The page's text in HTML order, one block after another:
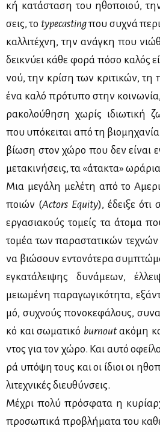
κή κα­τά­στα­ση του ηθο­ποιού,
σεις, το typecastingπου συ­χνά
καλ­λι­τέ­χνη, την ανά­γκη που
δει­κνύ­ει κά­θε φο­ρά πό­σο κα­λός
νού, την κρί­ση των κρι­τι­κών, τη
ένα κα­λό πρό­τυ­πο στην
ρα­κο­λού­θη­ση χω­ρίς ιδιω­τι­κή
που υπό­κει­ται από τη
βί­ω­ση στον χώ­ρο που δεν εί­ναι
με­τα­κι­νή­σεις, τα «άτα­κτα»
Μια με­γά­λη με­λέ­τη από το
ποιών (Actors Equity), έδει­ξε
ερ­γα­σια­κούς το­μείς τα άτο­μα
το­μέα των πα­ρα­στα­τι­κών τε­χνών
να βιώ­σουν εντο­νό­τε­ρα
εγκα­τά­λει­ψης δυ­νά­με­ων,
μειω­μέ­νη πα­ρα­γω­γι­κό­τη­τα,
μό, συ­χνούς πο­νο­κε­φά­λους,
κό και σω­μα­τι­κό burnoutακό­μη
ντος για τον χώ­ρο. Και αυ­τό
ρά υπό­ψη τους και οι ίδιοι οι
λι­τε­χνι­κές διευ­θύν­σεις.
Μέ­χρι πο­λύ πρό­σφα­τα η
προ­σω­πι­κά προ­βλή­μα­τα του